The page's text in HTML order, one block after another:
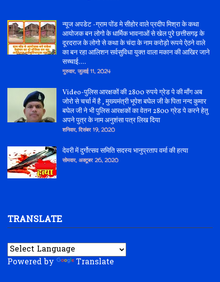
न्यूज अपडेट -ग्राम पोंड मे सीहोर वाले प्रदीप मिश्रा के कथा
आयोजक बन लोगो के धार्मिक भावनाओं से खेल पुरे छत्तीसगढ़ के
दूरदराज के लोगो से कथा के चंदा के नाम करोड़ो रूपये ऐठने वाले
का बन रहा आलिशन सर्वसुविधा युक्त वाला मकान की आखिर जाने
सच्चाई....
गुरुवार, जुलाई 11, 2024
Video-पुलिस आरक्षकों की 2800 रुपये ग्रेड पे की माँग अब
जोरो से चर्चा में है , मुख्यमंत्री भूपेश बघेल जी के पिता नन्द कुमार
बघेल जी ने भी पुलिस आरक्षकों का वेतन 2800 ग्रेड पे करने हेतु
अपने पुत्र के नाम अनुशंसा पत्र लिख दिया
शनिवार, दिसंबर 19, 2020
देवरी में दुर्गोत्सव समिति सदस्य भानुप्रताप वर्मा की हत्या
सोमवार, अक्टूबर 26, 2020
TRANSLATE
Powered by Translate